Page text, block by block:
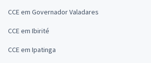
CCE em Governador Valadares
CCE em Ibirité
CCE em Ipatinga